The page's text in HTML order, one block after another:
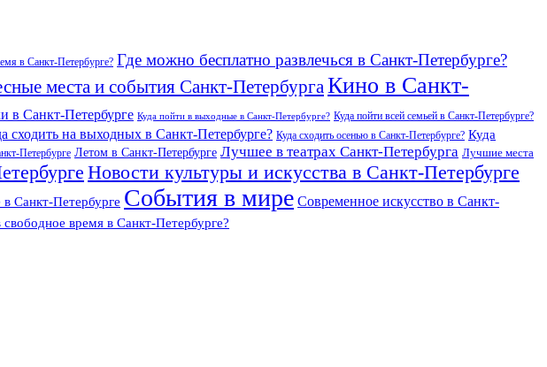
в Санкт-Петербурге? Где можно бесплатно развлечься в Санкт-Петербурге?
места и события Санкт-Петербурга Кино в Санкт-
в Санкт-Петербурге Куда пойти в выходные в Санкт-Петербурге? Куда пойти всей семьей в Санкт-Петербурге?
сходить на выходных в Санкт-Петербурге? Куда сходить осенью в Санкт-Петербурге? Куда
Петербурге Летом в Санкт-Петербурге Лучшее в театрах Санкт-Петербурга Лучшие места
Новости культуры и искусства в Санкт-Петербурге
Санкт-Петербурге События в мире Современное искусство в Санкт-
свободное время в Санкт-Петербурге?